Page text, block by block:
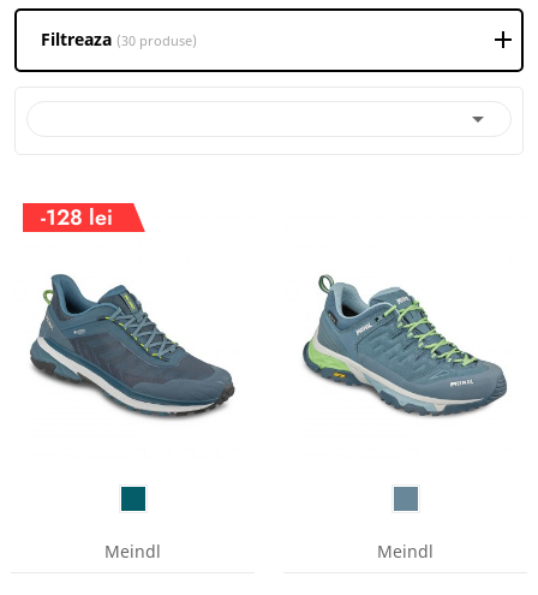
Filtreaza (30 produse)

-128 lei
Meindl Meindl